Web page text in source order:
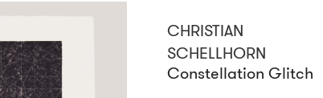
CHRISTIAN
SCHELLHORN
Constellation Glitch